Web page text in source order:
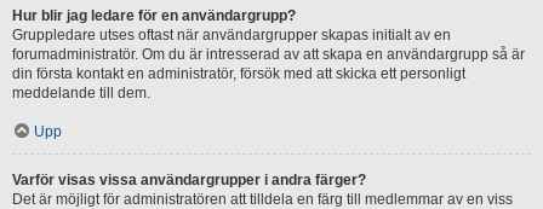
Hur blir jag ledare för en användargrupp?
Gruppledare utses oftast när användargrupper skapas initialt av en
forumadministratör. Om du är intresserad av att skapa en användargrupp så är
din första kontakt en administratör, försök med att skicka ett personligt
meddelande till dem.
Upp
Varför visas vissa användargrupper i andra färger?
Det är möjligt för administratören att tilldela en färg till medlemmar av en viss